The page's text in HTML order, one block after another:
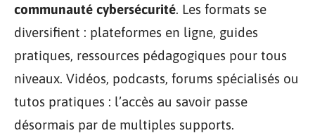
communauté cybersécurité. Les formats se
diversifient : plateformes en ligne, guides
pratiques, ressources pédagogiques pour tous
niveaux. Vidéos, podcasts, forums spécialisés ou
tutos pratiques : l’accès au savoir passe
désormais par de multiples supports.